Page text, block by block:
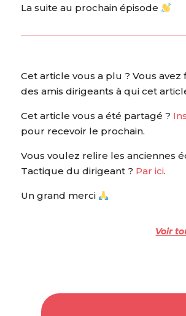
La suite au prochain épisode
Cet article vous a plu ? Vous
des amis dirigeants à qui cet
Cet article vous a été partagé ?
pour recevoir le prochain.
Vous voulez relire les anciennes
Tactique du dirigeant ? Par ici.
Un grand merci
Voir